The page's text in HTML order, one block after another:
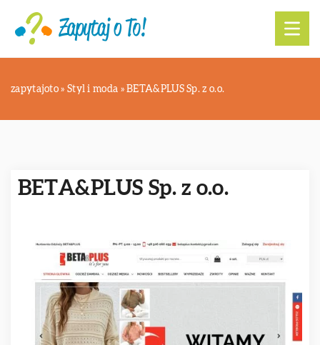
zapytajoto » Styl i moda »BETA&PLUS Sp. z o.o.
BETA&PLUS Sp. z o.o.